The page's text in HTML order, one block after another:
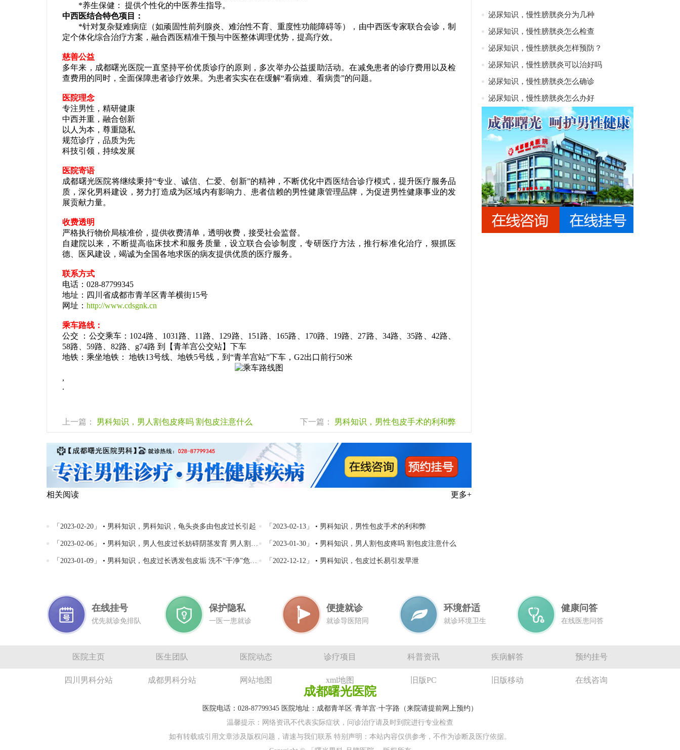
*养生保健： 提供个性化的中医养生指导。
中西医结合特色项目：
*针对复杂疑难病症（如顽固性前列腺炎、难治性不育、重度性功能障碍等），由中西医专家联合会诊，制
定个体化综合治疗方案，融合西医精准干预与中医整体调理优势，提高疗效。
慈善公益
多年来，成都曙光医院一直坚持平价优质诊疗的原则，多次举办公益援助活动。在减免患者的诊疗费用以及检
查费用的同时，全面保障患者诊疗效果。为患者实实在在缓解“看病难、看病贵”的问题。
医院理念
专注男性，精研健康
中西并重，融合创新
以人为本，尊重隐私
规范诊疗，品质为先
科技引领，持续发展
医院寄语
成都曙光医院将继续秉持“专业、诚信、仁爱、创新”的精神，不断优化中西医结合诊疗模式，提升医疗服务品
质，深化男科建设，努力打造成为区域内有影响力、患者信赖的男性健康管理品牌，为促进男性健康事业的发
展贡献力量。
收费透明
严格执行物价局核准价，提供收费清单，透明收费，接受社会监督。
自建院以来，不断提高临床技术和服务质量，设立联合会诊制度，专研医疗方法，推行标准化治疗，狠抓医
德、医风建设，竭诚为全国各地求医的病友提供优质的医疗服务。
联系方式
电话：028-87799345
地址：四川省成都市青羊区青羊横街15号
网址： http://www.cdsgnk.cn
乘车路线：
公交 ：公交乘车：1024路、1031路、11路、129路、151路、165路、170路、19路、27路、34路、35路、42路、
58路、59路、82路、g74路 到【青羊宫公交站】下车
地铁：乘坐地铁： 地铁13号线、地铁5号线，到“青羊宫站”下车，G2出口前行50米
,
.
上一篇： 男科知识，男人割包皮疼吗 割包皮注意什么 下一篇： 男科知识，男性包皮手术的利和弊
相关阅读 更多+
「2023-02-20」 • 男科知识，男科知识，龟头炎多由包皮过长引起 「2023-02-13」 • 男科知识，男性包皮手术的利和弊
「2023-02-06」 • 男科知识，男人包皮过长妨碍阴茎发育 男人割包皮后的注意事项 「2023-01-30」 • 男科知识，男人割包皮疼吗 割包皮注意什么
「2023-01-09」 • 男科知识，包皮过长诱发包皮垢 洗不“干净”危害大 「2022-12-12」 • 男科知识，包皮过长易引发早泄
泌尿知识，慢性膀胱炎分为几种
泌尿知识，慢性膀胱炎怎么检查
泌尿知识，慢性膀胱炎怎样预防？
泌尿知识，慢性膀胱炎可以治好吗
泌尿知识，慢性膀胱炎怎么确诊
泌尿知识，慢性膀胱炎怎么办好
在线挂号
优先就诊免排队
保护隐私
一医一患就诊
便捷就诊
就诊导医陪同
环境舒适
就诊环境卫生
健康问答
在线医患问答
医院主页 医生团队 医院动态 诊疗项目 科普资讯 疾病解答 预约挂号
四川男科分站 成都男科分站 网站地图 xml地图 旧版PC 旧版移动 在线咨询
成都曙光医院
医院电话：028-87799345 医院地址：成都青羊区·青羊宫·十字路（来院请提前网上预约）
温馨提示：网络资讯不代表实际症状，问诊治疗请及时到院进行专业检查
如有转载或引用文章涉及版权问题，请速与我们联系 特别声明：本站内容仅供参考，不作为诊断及医疗依据。